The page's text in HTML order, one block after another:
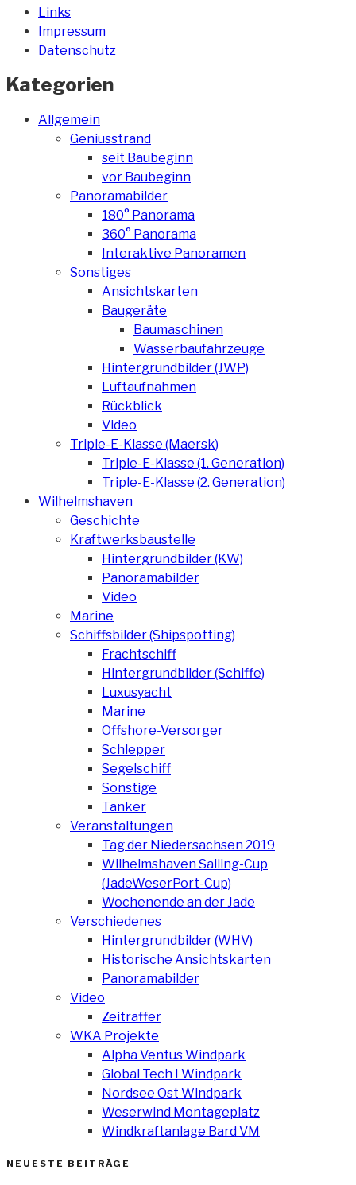
Links
Impressum
Datenschutz
Kategorien
Allgemein
Geniusstrand
seit Baubeginn
vor Baubeginn
Panoramabilder
180° Panorama
360° Panorama
Interaktive Panoramen
Sonstiges
Ansichtskarten
Baugeräte
Baumaschinen
Wasserbaufahrzeuge
Hintergrundbilder (JWP)
Luftaufnahmen
Rückblick
Video
Triple-E-Klasse (Maersk)
Triple-E-Klasse (1. Generation)
Triple-E-Klasse (2. Generation)
Wilhelmshaven
Geschichte
Kraftwerksbaustelle
Hintergrundbilder (KW)
Panoramabilder
Video
Marine
Schiffsbilder (Shipspotting)
Frachtschiff
Hintergrundbilder (Schiffe)
Luxusyacht
Marine
Offshore-Versorger
Schlepper
Segelschiff
Sonstige
Tanker
Veranstaltungen
Tag der Niedersachsen 2019
Wilhelmshaven Sailing-Cup
(JadeWeserPort-Cup)
Wochenende an der Jade
Verschiedenes
Hintergrundbilder (WHV)
Historische Ansichtskarten
Panoramabilder
Video
Zeitraffer
WKA Projekte
Alpha Ventus Windpark
Global Tech I Windpark
Nordsee Ost Windpark
Weserwind Montageplatz
Windkraftanlage Bard VM
NEUESTE BEITRÄGE